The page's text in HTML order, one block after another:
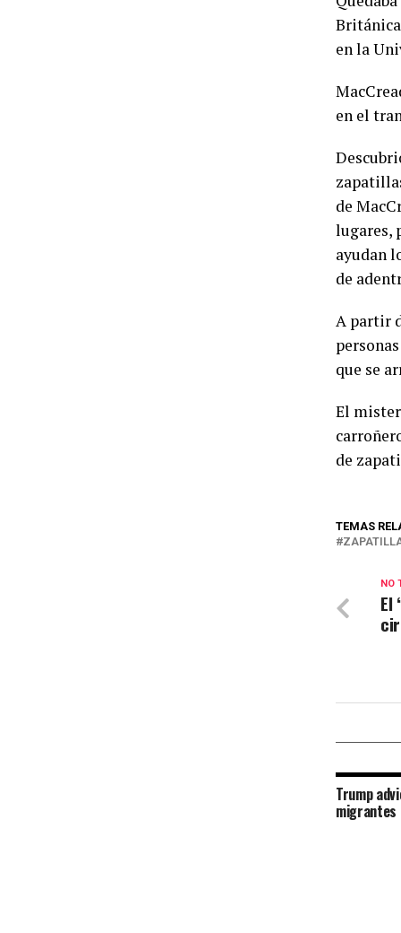
en la
en el
de
lugares,
ayudan
de
A partir
que se
El
de
TEMAS
NO
El
Trump